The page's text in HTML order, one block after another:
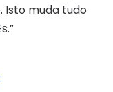
Isto muda tudo